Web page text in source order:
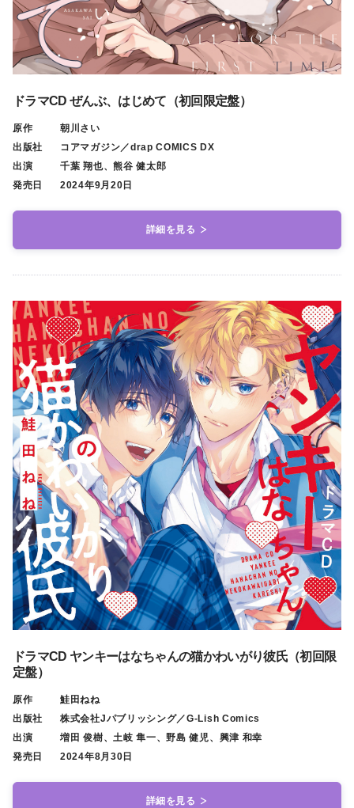
ドラマCD ぜんぶ、はじめて（初回限定盤）
原作
朝川さい
出版社
コアマガジン／drap COMICS DX
出演
千葉 翔也、熊谷 健太郎
発売日
2024年9月20日
詳細を見る
ドラマCD ヤンキーはなちゃんの猫かわいがり彼氏（初回限
定盤）
原作
鮭田ねね
出版社
株式会社Jパブリッシング／G-Lish Comics
出演
増田 俊樹、土岐 隼一、野島 健児、興津 和幸
発売日
2024年8月30日
詳細を見る